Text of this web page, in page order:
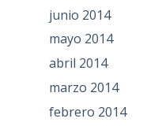
junio 2014
mayo 2014
abril 2014
marzo 2014
febrero 2014